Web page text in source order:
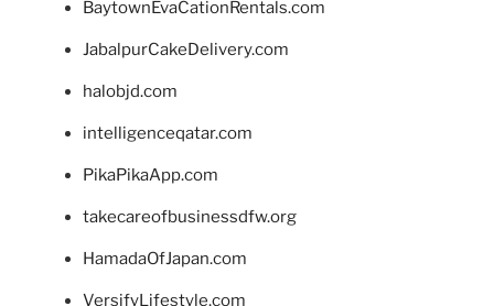
BaytownEvaCationRentals.com
JabalpurCakeDelivery.com
halobjd.com
intelligenceqatar.com
PikaPikaApp.com
takecareofbusinessdfw.org
HamadaOfJapan.com
VersifyLifestyle.com